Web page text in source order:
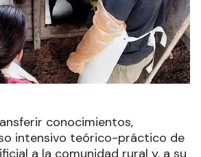
conocimientos,
intensivo teórico-práctico de
a la comunidad rural y, a su